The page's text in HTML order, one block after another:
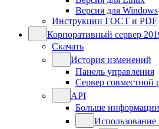
Версия для Windows
Инструкции ГОСТ и PDF
Корпоративный сервер
Скачать
История изменений
Панель управления
Сервер совместной
API
Больше информации